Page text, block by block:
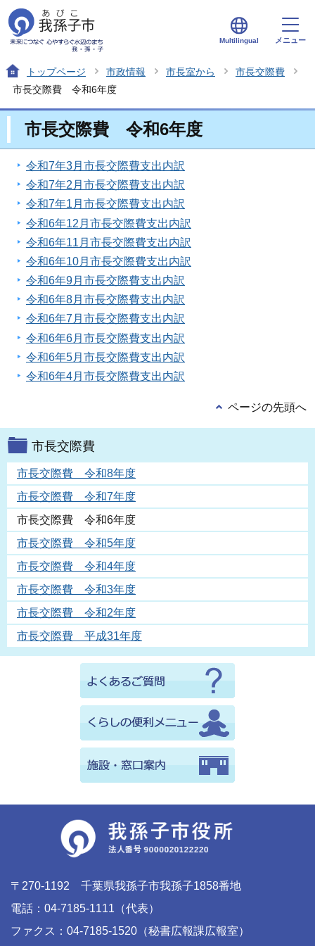
Multilingual メニュー
トップページ 市政情報 市長室から
市長交際費
市長交際費 令和6年度
市長交際費 令和6年度
令和7年3月市長交際費支出内訳
令和7年2月市長交際費支出内訳
令和7年1月市長交際費支出内訳
令和6年12月市長交際費支出内訳
令和6年11月市長交際費支出内訳
令和6年10月市長交際費支出内訳
令和6年9月市長交際費支出内訳
令和6年8月市長交際費支出内訳
令和6年7月市長交際費支出内訳
令和6年6月市長交際費支出内訳
令和6年5月市長交際費支出内訳
令和6年4月市長交際費支出内訳
ページの先頭へ
市長交際費
市長交際費 令和8年度
市長交際費 令和7年度
市長交際費 令和6年度
市長交際費 令和5年度
市長交際費 令和4年度
市長交際費 令和3年度
市長交際費 令和2年度
市長交際費 平成31年度
〒270-1192 千葉県我孫子市我孫子1858番地
電話：04-7185-1111（代表）
ファクス：04-7185-1520（秘書広報課広報室）